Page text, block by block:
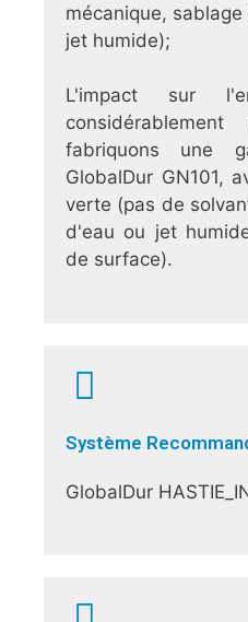
mécanique,
jet humide);
L'impact sur
fabriquons une
GlobalDur GN101,
verte (pas de
d'eau ou jet
de surface).
Système
GlobalDur